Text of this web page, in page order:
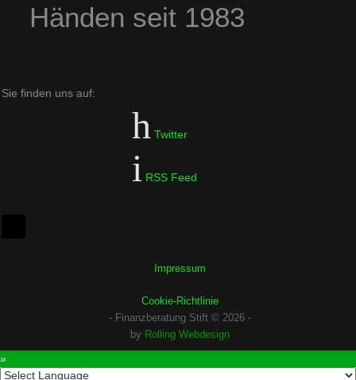
Händen seit 1983
Sie finden uns auf:
Twitter
RSS Feed
Impressum
Cookie-Richtlinie
- Finanzberatung Stift © 2026 -
by Rolling Webdesign